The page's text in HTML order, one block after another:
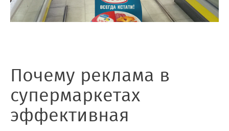
Почему реклама в
супермаркетах
эффективная